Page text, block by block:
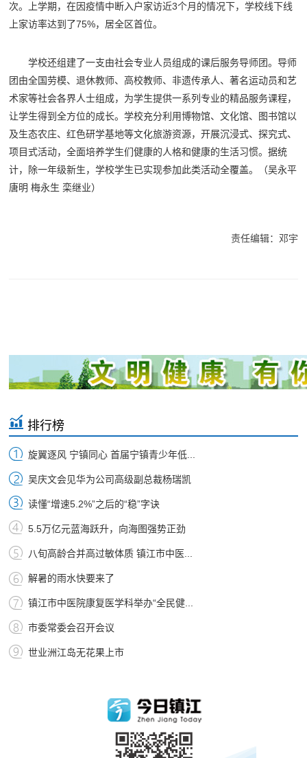
次。上学期，在因疫情中断入户家访近3个月的情况下，学校线下线
上家访率达到了75%，居全区首位。
学校还组建了一支由社会专业人员组成的课后服务导师团。导师
团由全国劳模、退休教师、高校教师、非遗传承人、著名运动员和艺
术家等社会各界人士组成，为学生提供一系列专业的精品服务课程，
让学生得到全方位的成长。学校充分利用博物馆、文化馆、图书馆以
及生态农庄、红色研学基地等文化旅游资源，开展沉浸式、探究式、
项目式活动，全面培养学生们健康的人格和健康的生活习惯。据统
计，除一年级新生，学校学生已实现参加此类活动全覆盖。
（吴永平
唐明 梅永生 栾继业）
责任编辑：邓宇
排行榜
旋翼逐风 宁镇同心 首届宁镇青少年低...
吴庆文会见华为公司高级副总裁杨瑞凯
读懂“增速5.2%”之后的“稳”字诀
5.5万亿元蓝海跃升，向海图强势正劲
八旬高龄合并高过敏体质 镇江市中医...
解暑的雨水快要来了
镇江市中医院康复医学科举办“全民健...
市委常委会召开会议
世业洲江岛无花果上市